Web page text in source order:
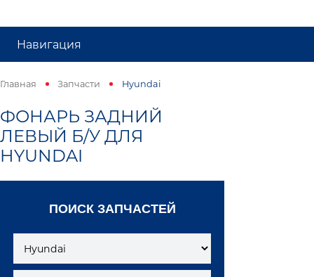
Навигация
Главная Запчасти Hyundai
ФОНАРЬ ЗАДНИЙ
ЛЕВЫЙ Б/У ДЛЯ
HYUNDAI
ПОИСК ЗАПЧАСТЕЙ